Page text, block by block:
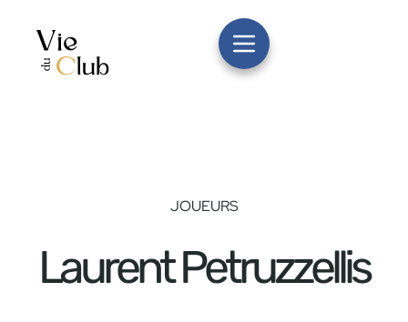
JOUEURS
Laurent Petruzzellis